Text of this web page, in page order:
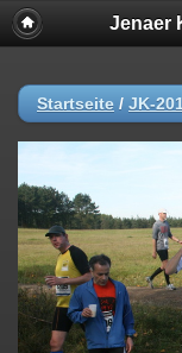
Jenaer
Startseite / JK-